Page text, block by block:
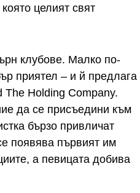
целият свят
клубове. Малко по-
приятел – и й предлага
The Holding Company.
да се присъедини към
бързо привличат
появява първият им
а певицата добива